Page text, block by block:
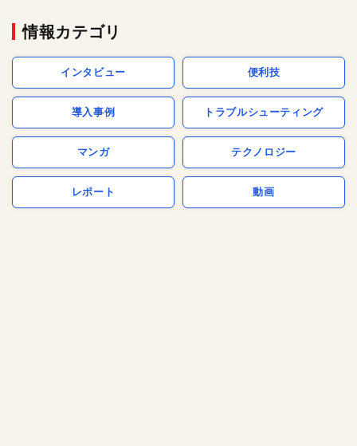
情報カテゴリ
インタビュー 便利技
導入事例 トラブルシューティング
マンガ テクノロジー
レポート 動画